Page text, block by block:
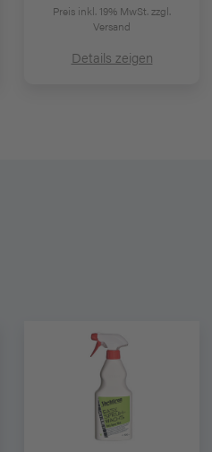
Preis inkl. 19% MwSt.zzgl.
Versand
Details zeigen